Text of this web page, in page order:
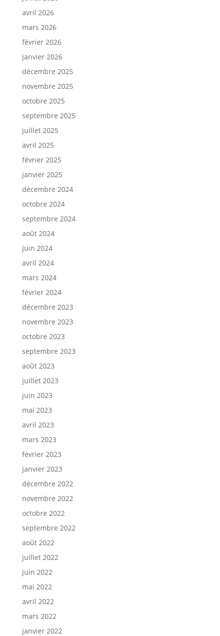
avril 2026
mars 2026
février 2026
janvier 2026
décembre 2025
novembre 2025
octobre 2025
septembre 2025
juillet 2025
avril 2025
février 2025
janvier 2025
décembre 2024
octobre 2024
septembre 2024
août 2024
juin 2024
avril 2024
mars 2024
février 2024
décembre 2023
novembre 2023
octobre 2023
septembre 2023
août 2023
juillet 2023
juin 2023
mai 2023
avril 2023
mars 2023
février 2023
janvier 2023
décembre 2022
novembre 2022
octobre 2022
septembre 2022
août 2022
juillet 2022
juin 2022
mai 2022
avril 2022
mars 2022
janvier 2022